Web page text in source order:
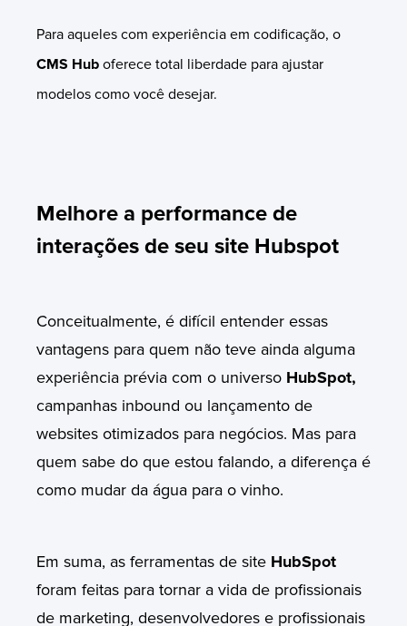
Para aqueles com experiência em codificação, o
CMS Hub oferece total liberdade para ajustar
modelos como você desejar.
Melhore a performance de
interações de seu site Hubspot
Conceitualmente, é difícil entender essas
vantagens para quem não teve ainda alguma
experiência prévia com o universo HubSpot,
campanhas inbound ou lançamento de
websites otimizados para negócios. Mas para
quem sabe do que estou falando, a diferença é
como mudar da água para o vinho.
Em suma, as ferramentas de site HubSpot
foram feitas para tornar a vida de profissionais
de marketing, desenvolvedores e profissionais